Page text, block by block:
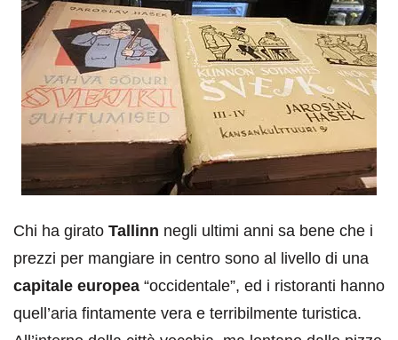
Chi ha girato Tallinn negli ultimi anni sa bene che i
prezzi per mangiare in centro sono al livello di una
capitale europea “occidentale”, ed i ristoranti hanno
quell’aria fintamente vera e terribilmente turistica.